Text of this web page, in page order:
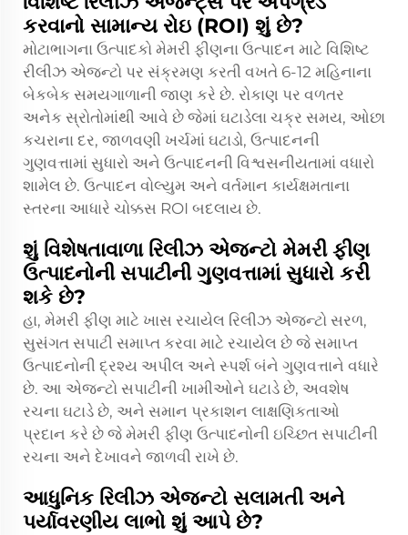
કરવાનો સામાન્ય રોઇ (ROI) શું છે?
મોટાભાગના ઉત્પાદકો મેમરી ફીણના ઉત્પાદન માટે વિશિષ્ટ
રીલીઝ એજન્ટો પર સંક્રમણ કરતી વખતે 6-12 મહિનાના
બેકબેક સમયગાળાની જાણ કરે છે. રોકાણ પર વળતર
અનેક સ્રોતોમાંથી આવે છે જેમાં ઘટાડેલા ચક્ર સમય, ઓછા
કચરાના દર, જાળવણી ખર્ચમાં ઘટાડો, ઉત્પાદનની
ગુણવત્તામાં સુધારો અને ઉત્પાદનની વિશ્વસનીયતામાં વધારો
શામેલ છે. ઉત્પાદન વોલ્યુમ અને વર્તમાન કાર્યક્ષમતાના
સ્તરના આધારે ચોક્કસ ROI બદલાય છે.
શું વિશેષતાવાળા રિલીઝ એજન્ટો મેમરી ફીણ
ઉત્પાદનોની સપાટીની ગુણવત્તામાં સુધારો કરી
શકે છે?
હા, મેમરી ફીણ માટે ખાસ રચાયેલ રિલીઝ એજન્ટો સરળ,
સુસંગત સપાટી સમાપ્ત કરવા માટે રચાયેલ છે જે સમાપ્ત
ઉત્પાદનોની દ્રશ્ય અપીલ અને સ્પર્શ બંને ગુણવત્તાને વધારે
છે. આ એજન્ટો સપાટીની ખામીઓને ઘટાડે છે, અવશેષ
રચના ઘટાડે છે, અને સમાન પ્રકાશન લાક્ષણિકતાઓ
પ્રદાન કરે છે જે મેમરી ફીણ ઉત્પાદનોની ઇચ્છિત સપાટીની
રચના અને દેખાવને જાળવી રાખે છે.
આધુનિક રિલીઝ એજન્ટો સલામતી અને
પર્યાવરણીય લાભો શું આપે છે?